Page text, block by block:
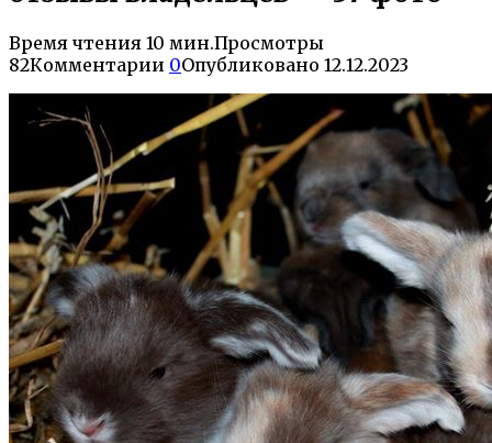
Время чтения 10 мин.Просмотры
82Комментарии 0Опубликовано 12.12.2023